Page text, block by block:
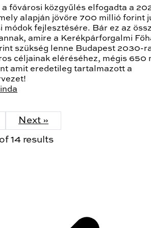
a fővárosi közgyűlés elfogadta a
alapján jövőre 700 millió forint
módok fejlesztésére. Bár ez az
amire a Kerékpárforgalmi
szükség lenne Budapest 2030-
céljainak eléréséhez, mégis 650
amit eredetileg tartalmazott a
Next »
of 14 results